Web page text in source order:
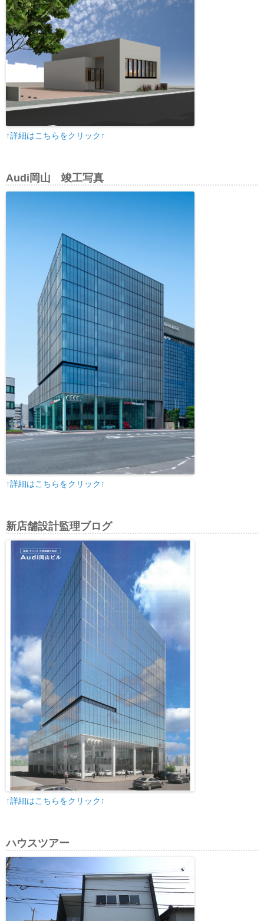
↑詳細はこちらをクリック↑
Audi岡山 竣工写真
↑詳細はこちらをクリック↑
新店舗設計監理ブログ
↑詳細はこちらをクリック↑
ハウスツアー